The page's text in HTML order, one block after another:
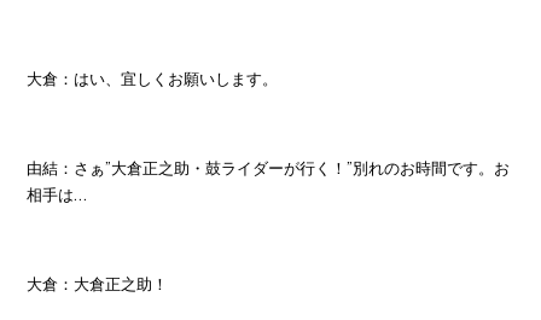
大倉：はい、宜しくお願いします。
由結：さぁ”大倉正之助・鼓ライダーが行く！”別れのお時間です。お
相手は…
大倉：大倉正之助！